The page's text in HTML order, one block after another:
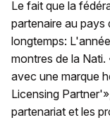
Le fait que la
partenaire au pays
longtemps:
montres de la
avec une marque
Licensing
partenariat et les